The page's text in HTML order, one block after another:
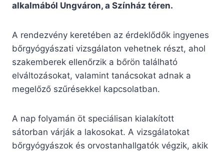
alkalmából Ungváron, a Színház téren.
A rendezvény keretében az érdeklődők ingyenes
bőrgyógyászati vizsgálaton vehetnek részt, ahol
szakemberek ellenőrzik a bőrön található
elváltozásokat, valamint tanácsokat adnak a
megelőző szűrésekkel kapcsolatban.
A nap folyamán öt speciálisan kialakított
sátorban várják a lakosokat. A vizsgálatokat
bőrgyógyászok és orvostanhallgatók végzik, akik